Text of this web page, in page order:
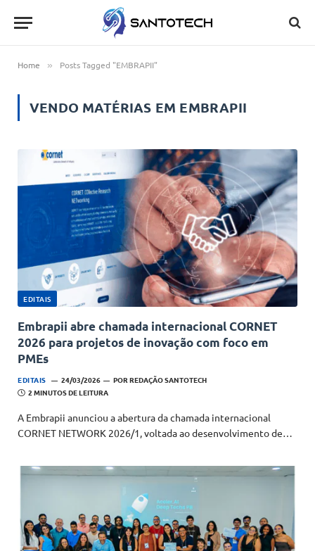
Home » Posts Tagged "EMBRAPII"
VENDO MATÉRIAS EM EMBRAPII
EDITAIS
Embrapii abre chamada internacional CORNET
2026 para projetos de inovação com foco em
PMEs
EDITAIS 24/03/2026 POR REDAÇÃO SANTOTECH
2 MINUTOS DE LEITURA
A Embrapii anunciou a abertura da chamada internacional
CORNET NETWORK 2026/1, voltada ao desenvolvimento de…